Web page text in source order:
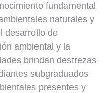
fundamental
naturales y
desarrollo de
ambiental y la
brindan destrezas
subgraduados
presentes y